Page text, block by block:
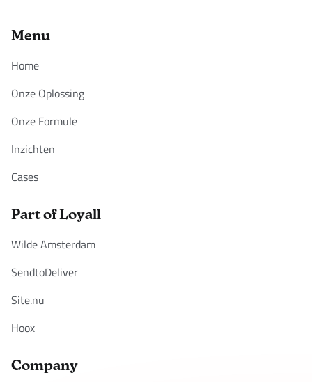
Menu
Home
Onze Oplossing
Onze Formule
Inzichten
Cases
Part of Loyall
Wilde Amsterdam
SendtoDeliver
Site.nu
Hoox
Company